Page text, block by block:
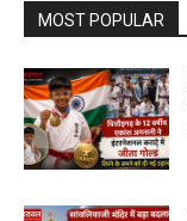
MOST POPULAR